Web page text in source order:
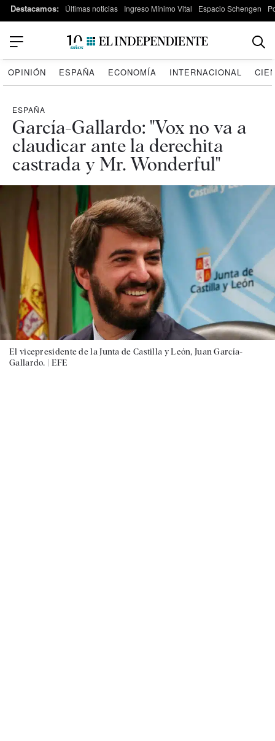
Destacamos: Últimas noticias Ingreso Mínimo Vital Espacio Schengen
OPINIÓN ESPAÑA ECONOMÍA INTERNACIONAL
ESPAÑA
García-Gallardo: "Vox no va a
claudicar ante la derechita
castrada y Mr. Wonderful"
El vicepresidente de la Junta de Castilla y León, Juan García-
Gallardo. | EFE